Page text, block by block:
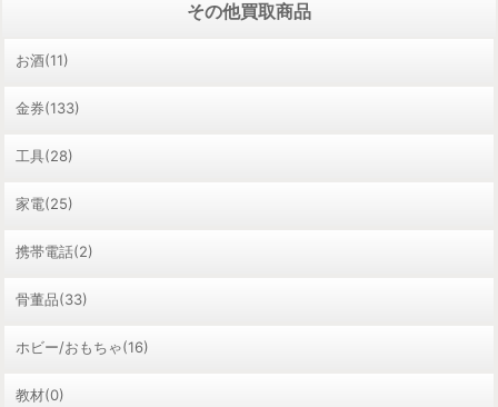
その他買取商品
お酒(11)
金券(133)
工具(28)
家電(25)
携帯電話(2)
骨董品(33)
ホビー/おもちゃ(16)
教材(0)